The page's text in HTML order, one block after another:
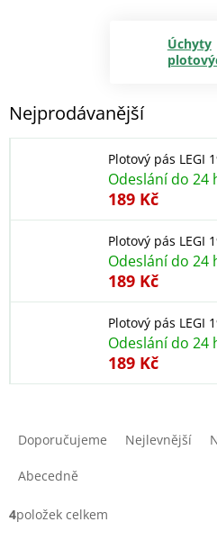
Úchyty
Nejprodávanější
Plotový pás LEGI
Odeslání do 24
189 Kč
Plotový pás LEGI
Odeslání do 24
189 Kč
Plotový pás LEGI
Odeslání do 24
189 Kč
í
Doporučujeme Nejlevnější
Abecedně
4položek celkem